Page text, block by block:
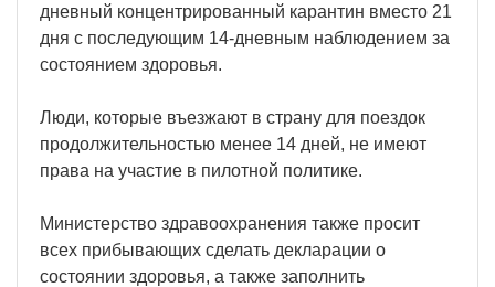
дневный концентрированный карантин вместо 21
дня с последующим 14-дневным наблюдением за
состоянием здоровья.
Люди, которые въезжают в страну для поездок
продолжительностью менее 14 дней, не имеют
права на участие в пилотной политике.
Министерство здравоохранения также просит
всех прибывающих сделать декларации о
состоянии здоровья, а также заполнить